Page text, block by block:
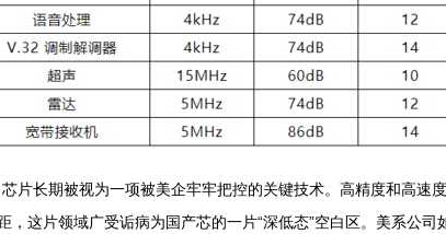
片长期被视为一项被美企牢牢把控的关键技术。高精度和高速
，这片领域广受诟病为国产芯的一片“深低态”空白区。美系公